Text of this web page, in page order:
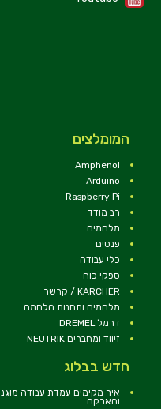
המומלצים
Amphenol
Arduino
Raspberry Pi
רב מודד
מלחמים
פנסים
כלי עבודה
ספקי כוח
KARCHER / קרשר
מלחמים ותחנות הלחמה
דרמל DREMEL
זיווד ומחברים NEUTRIK
חדש בבלוג
והארקה